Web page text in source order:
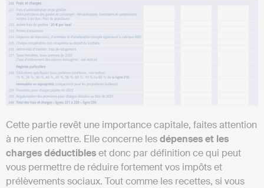
Cette partie revêt une importance capitale, faites attention
à ne rien omettre. Elle concerne lesdépenses et les
charges déductibleset donc par définition ce qui peut
vous permettre de réduire fortement vos impôts et
prélèvements sociaux. Tout comme les recettes, si vous